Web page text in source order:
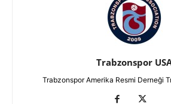
Trabzonspor
Trabzonspor Amerika Resmi Derneği